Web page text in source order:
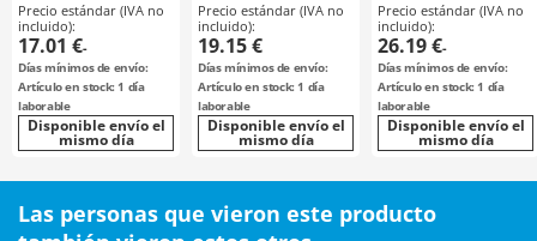
Precio estándar (IVA no
incluido):
17.01 €-
Días mínimos de envío:
Artículo en stock: 1 día
laborable
Disponible envío el
mismo día
Precio estándar (IVA no
incluido):
19.15 €
Días mínimos de envío:
Artículo en stock: 1 día
laborable
Disponible envío el
mismo día
Precio estándar (IVA no
incluido):
26.19 €-
Días mínimos de envío:
Artículo en stock: 1 día
laborable
Disponible envío el
mismo día
Las personas que vieron este producto